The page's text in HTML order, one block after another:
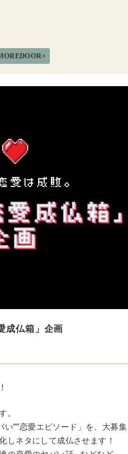
成仏箱」企画
。
””恋愛エピソード」を、大募
しネタにして成仏させます！